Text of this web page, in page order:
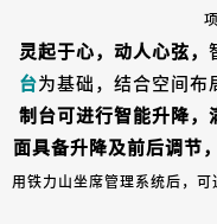
灵起于心，动人心弦，
台为基础，结合空间布
制台可进行智能升降，
面具备升降及前后调节
用铁力山坐席管理系统后，